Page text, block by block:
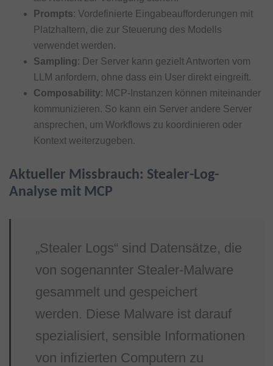
Prompts: Vordefinierte Eingabeaufforderungen mit
Platzhaltern, die zur Steuerung des Modells
verwendet werden.
Sampling: Der Server kann gezielt Antworten vom
LLM anfordern, ohne dass ein User direkt eingreift.
Composability: MCP-Instanzen können miteinander
kommunizieren. So kann ein Server andere Server
ansprechen, um Workflows zu koordinieren oder
Kontext weiterzugeben.
Aktueller Missbrauch: Stealer-Log-
Analyse mit MCP
„Stealer Logs“ sind Datensätze, die
von sogenannter Stealer-Malware
gesammelt und gespeichert
werden. Diese Malware ist darauf
spezialisiert, sensible Informationen
von infizierten Computern zu